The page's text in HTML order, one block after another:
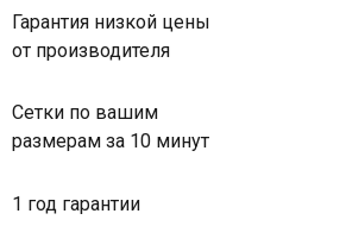
Гарантия низкой цены
от производителя
Сетки по вашим
размерам за 10 минут
1 год гарантии